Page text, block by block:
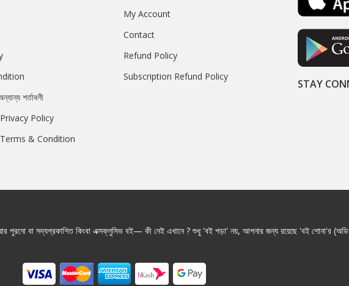
শর্তাবলী
Policy
& Condition
My Account
Contact
Refund Policy
Subscription Refund Policy
STAY
পুরনো বা সদ্যপ্রকাশিত কিংবা এক্সক্লুসিভ বই— কী নেই এখানে ? শুধু 'বই পড়া' নয়, আপনার জন্য রয়েছে 'বই শোনা'র